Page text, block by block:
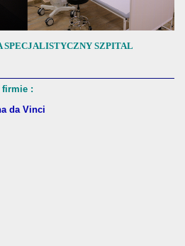
SZPITAL
firmie :
da Vinci